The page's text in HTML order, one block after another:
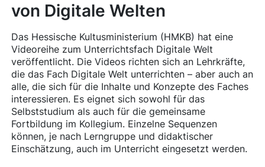
von Digitale Welten
Das Hessische Kultusministerium (HMKB) hat eine
Videoreihe zum Unterrichtsfach Digitale Welt
veröffentlicht. Die Videos richten sich an Lehrkräfte,
die das Fach Digitale Welt unterrichten – aber auch an
alle, die sich für die Inhalte und Konzepte des Faches
interessieren. Es eignet sich sowohl für das
Selbststudium als auch für die gemeinsame
Fortbildung im Kollegium. Einzelne Sequenzen
können, je nach Lerngruppe und didaktischer
Einschätzung, auch im Unterricht eingesetzt werden.